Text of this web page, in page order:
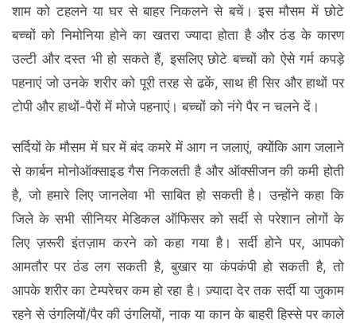
शाम को टहलने या घर से बाहर निकलने से बचें। इस मौसम में छोटे
बच्चों को निमोनिया होने का खतरा ज्यादा होता है और ठंड के कारण
उल्टी और दस्त भी हो सकते हैं, इसलिए छोटे बच्चों को ऐसे गर्म कपड़े
पहनाएं जो उनके शरीर को पूरी तरह से ढकें, साथ ही सिर और हाथों पर
टोपी और हाथों-पैरों में मोजे पहनाएं। बच्चों को नंगे पैर न चलने दें।
सर्दियों के मौसम में घर में बंद कमरे में आग न जलाएं, क्योंकि आग जलाने
से कार्बन मोनोऑक्साइड गैस निकलती है और ऑक्सीजन की कमी होती
है, जो हमारे लिए जानलेवा भी साबित हो सकती है। उन्होंने कहा कि
जिले के सभी सीनियर मेडिकल ऑफिसर को सर्दी से परेशान लोगों के
लिए ज़रूरी इंतज़ाम करने को कहा गया है। सर्दी होने पर, आपको
आमतौर पर ठंड लग सकती है, बुखार या कंपकंपी हो सकती है, तो
आपके शरीर का टेम्परेचर कम हो रहा है। ज़्यादा देर तक सर्दी या जुकाम
रहने से उंगलियों/पैर की उंगलियों, नाक या कान के बाहरी हिस्से पर काले